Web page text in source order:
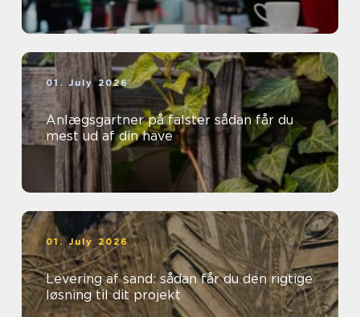
01. July 2026
Anlægsgartner på falster sådan får du
mest ud af din have
01. July 2026
Levering af sand: sådan får du den rigtige
løsning til dit projekt